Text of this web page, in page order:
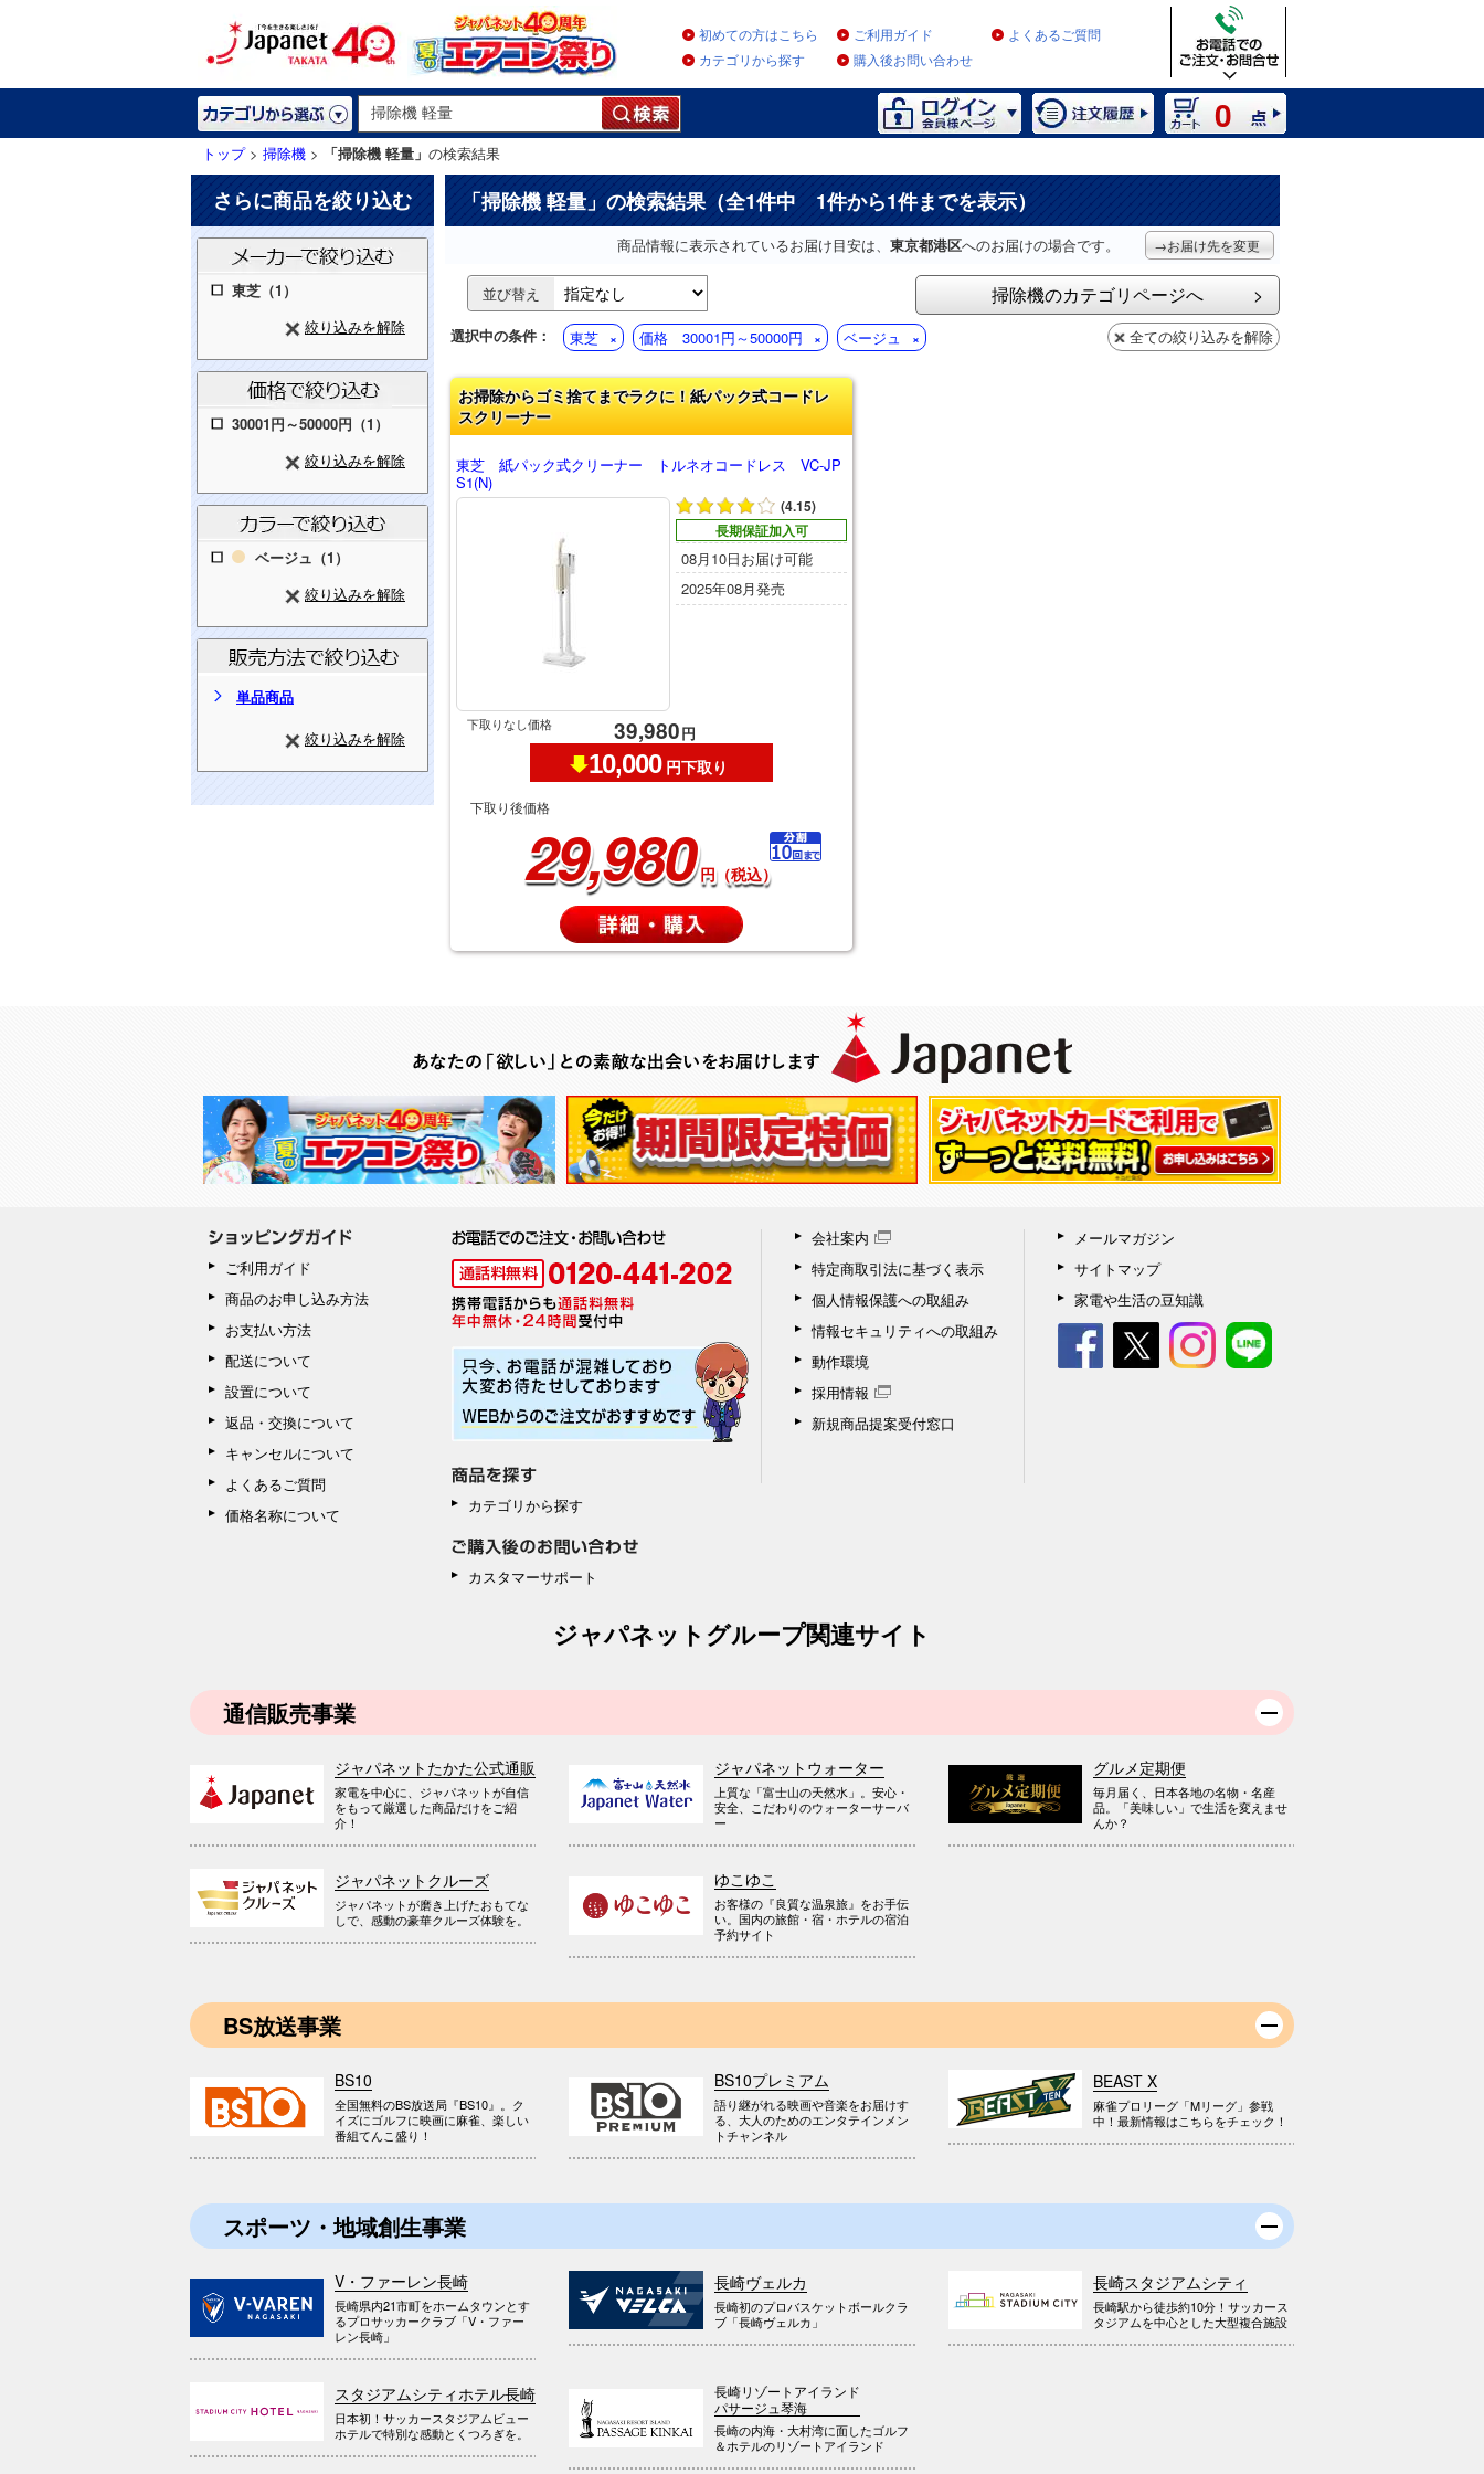
初めての方はこちら ご利用ガイド
よくあるご質問
カテゴリから探す
購入後お問い合わせ
0
トップ> 掃除機 > 「掃除機 軽量」 の検索結果
さらに商品を絞り込む
東芝（1）
絞り込みを解除
30001円～50000円（1）
絞り込みを解除
ベージュ（1）
絞り込みを解除
単品商品
絞り込みを解除
「掃除機 軽量」の検索結果（全1件中 1件から1件までを表示）
商品情報に表示されているお届け目安は、 東京都港区へのお届けの場合です。 →お届け先を変更
並び替え 掃除機のカテゴリページへ
選択中の条件： 東芝 価格 30001円～50000円 ベージュ 全ての絞り込みを解除
お掃除からゴミ捨てまでラクに！紙パック式コードレ
スクリーナー
東芝 紙パック式クリーナー トルネオコードレス VC-JP
S1(N)
(4.15)
長期保証加入可
08月10日お届け可能
2025年08月発売
下取りなし価格 39,980円
10,000 円下取り
下取り後価格
29,980 円（税込）
ご利用ガイド
商品のお申し込み方法
お支払い方法
配送について
設置について
返品・交換について
キャンセルについて
よくあるご質問
価格名称について
カテゴリから探す
カスタマーサポート
会社案内
特定商取引法に基づく表示
個人情報保護への取組み
情報セキュリティへの取組み
動作環境
採用情報
新規商品提案受付窓口
メールマガジン
サイトマップ
家電や生活の豆知識
ジャパネットグループ関連サイト
通信販売事業
ジャパネットたかた公式通販
家電を中心に、ジャパネットが自信
をもって厳選した商品だけをご紹
介！
ジャパネットウォーター
上質な「富士山の天然水」。安心・
安全、こだわりのウォーターサーバ
ー
グルメ定期便
毎月届く、日本各地の名物・名産
品。「美味しい」で生活を変えませ
んか？
ジャパネットクルーズ
ジャパネットが磨き上げたおもてな
しで、感動の豪華クルーズ体験を。
ゆこゆこ
お客様の『良質な温泉旅』をお手伝
い。国内の旅館・宿・ホテルの宿泊
予約サイト
BS放送事業
BS10
全国無料のBS放送局『BS10』。ク
イズにゴルフに映画に麻雀、楽しい
番組てんこ盛り！
BS10プレミアム
語り継がれる映画や音楽をお届けす
る、大人のためのエンタテインメン
トチャンネル
BEAST X
麻雀プロリーグ「Mリーグ」参戦
中！最新情報はこちらをチェック！
スポーツ・地域創生事業
V・ファーレン長崎
長崎県内21市町をホームタウンとす
るプロサッカークラブ「V・ファー
レン長崎」
長崎ヴェルカ
長崎初のプロバスケットボールクラ
ブ「長崎ヴェルカ」
長崎スタジアムシティ
長崎駅から徒歩約10分！サッカース
タジアムを中心とした大型複合施設
スタジアムシティホテル長崎
日本初！サッカースタジアムビュー
ホテルで特別な感動とくつろぎを。
長崎リゾートアイランド
パサージュ琴海
長崎の内海・大村湾に面したゴルフ
＆ホテルのリゾートアイランド